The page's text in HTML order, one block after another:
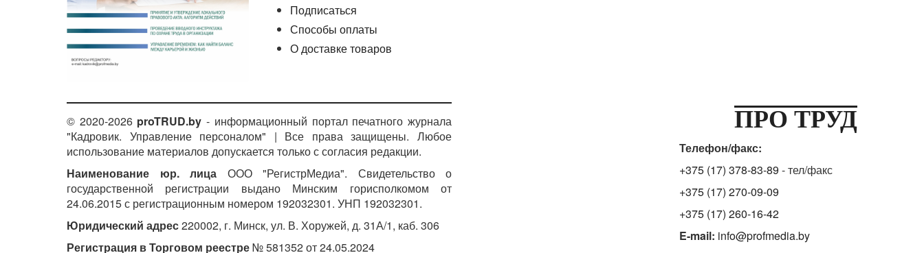
Подписаться
Способы оплаты
О доставке товаров
© 2020-2026 proTRUD.by - информационный портал печатного журнала
"Кадровик. Управление персоналом" | Все права защищены. Любое
использование материалов допускается только с согласия редакции.
Наименование юр. лица ООО "РегистрМедиа". Свидетельство о
государственной регистрации выдано Минским горисполкомом от
24.06.2015 с регистрационным номером 192032301. УНП 192032301.
Юридический адрес220002, г. Минск, ул. В. Хоружей, д. 31А/1, каб. 306
Регистрация в Торговом реестре№ 581352 от 24.05.2024
ПРО ТРУД
Телефон/факс:
+375 (17) 378-83-89 - тел/факс
+375 (17) 270-09-09
+375 (17) 260-16-42
E-mail: info@profmedia.by